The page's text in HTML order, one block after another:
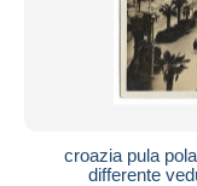
croazia pula
differente